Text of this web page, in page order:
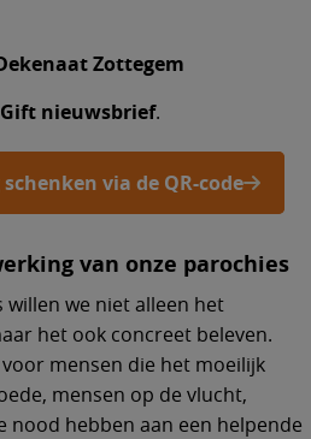
Zottegem
Gift nieuwsbrief.
via de QR-code
van onze parochies
we niet alleen het
het ook concreet beleven.
mensen die het moeilijk
mensen op de vlucht,
nood hebben aan een helpende